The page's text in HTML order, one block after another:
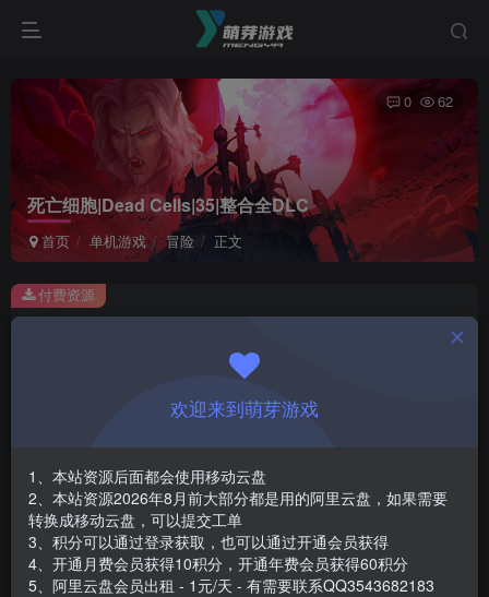
死亡细胞|Dead Cells|35|整合全DLC
首页 单机游戏 冒险 正文
0 62
此内容为付费资源，请付费后查看
￥1
免费
登录购买
安装包大小
游戏本体大小
2.04 GB
付费资源
欢迎来到萌芽游戏
1、本站资源后面都会使用移动云盘
2、本站资源2026年8月前大部分都是用的阿里云盘，如果需要
转换成移动云盘，可以提交工单
3、积分可以通过登录获取，也可以通过开通会员获得
4、开通月费会员获得10积分，开通年费会员获得60积分
5、阿里云盘会员出租 - 1元/天 - 有需要联系QQ3543682183